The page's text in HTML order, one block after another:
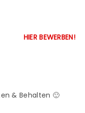
HIER BEWERBEN!
& Behalten 🙂